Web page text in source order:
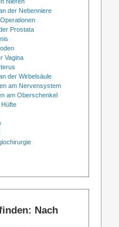
der Nebenniere
Prostata
Vagina
der Wirbelsäule
am Nervensystem
am Oberschenkel
Hüfte
Nach